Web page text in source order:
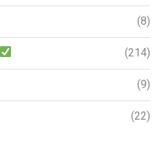
(8)
(214)
(9)
(22)